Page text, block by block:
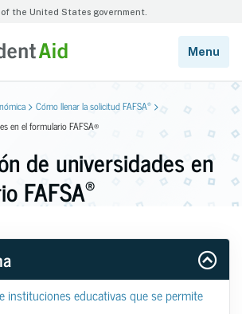
Cómo llenar la solicitud FAFSA®
en el formulario FAFSA®
de universidades en
FAFSA®
instituciones educativas que se permite